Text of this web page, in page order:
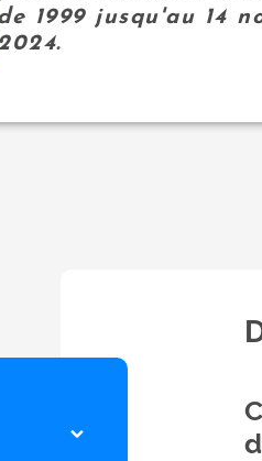
1999 jusqu'au 14